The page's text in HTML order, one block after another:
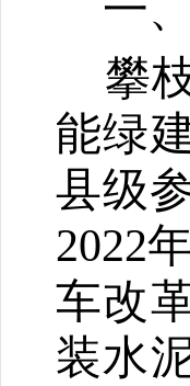
攀
能绿
县级
2022
车改
装水